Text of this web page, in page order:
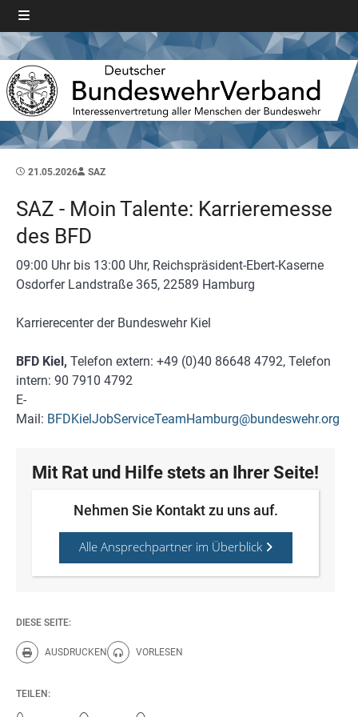
21.05.2026 SAZ
SAZ - Moin Talente: Karrieremesse
des BFD
09:00 Uhr bis 13:00 Uhr, Reichspräsident-Ebert-Kaserne
Osdorfer Landstraße 365, 22589 Hamburg
Karrierecenter der Bundeswehr Kiel
BFD Kiel, Telefon extern: +49 (0)40 86648 4792, Telefon
intern: 90 7910 4792
E-
Mail: BFDKielJobServiceTeamHamburg@bundeswehr.org
Mit Rat und Hilfe stets an Ihrer Seite!
Nehmen Sie Kontakt zu uns auf.
Alle Ansprechpartner im Überblick
DIESE SEITE:
AUSDRUCKEN
Diese Seite drucken.
VORLESEN
Diese Seite vorlesen.
TEILEN: